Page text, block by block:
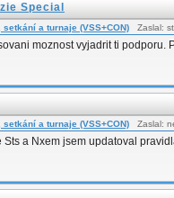
Special
setkání a turnaje (VSS+CON) Zaslal:
moznost vyjadrit ti
setkání a turnaje (VSS+CON) Zaslal:
Sts a Nxem jsem updatoval